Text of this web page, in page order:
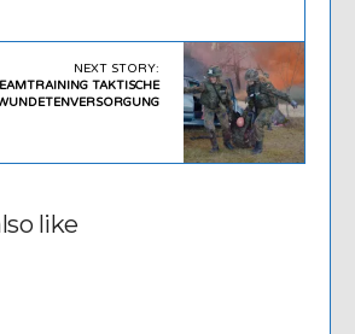
NEXT STORY:
TAKTISCHE
like